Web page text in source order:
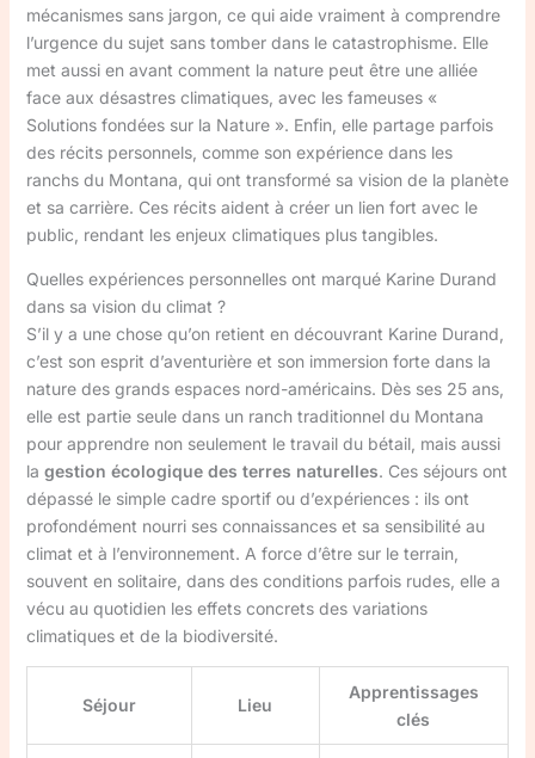
mécanismes sans jargon, ce qui aide vraiment à comprendre
l’urgence du sujet sans tomber dans le catastrophisme. Elle
met aussi en avant comment la nature peut être une alliée
face aux désastres climatiques, avec les fameuses «
Solutions fondées sur la Nature ». Enfin, elle partage parfois
des récits personnels, comme son expérience dans les
ranchs du Montana, qui ont transformé sa vision de la planète
et sa carrière. Ces récits aident à créer un lien fort avec le
public, rendant les enjeux climatiques plus tangibles.
Quelles expériences personnelles ont marqué Karine Durand
dans sa vision du climat ?
S’il y a une chose qu’on retient en découvrant Karine Durand,
c’est son esprit d’aventurière et son immersion forte dans la
nature des grands espaces nord-américains. Dès ses 25 ans,
elle est partie seule dans un ranch traditionnel du Montana
pour apprendre non seulement le travail du bétail, mais aussi
la gestion écologique des terres naturelles. Ces séjours ont
dépassé le simple cadre sportif ou d’expériences : ils ont
profondément nourri ses connaissances et sa sensibilité au
climat et à l’environnement. A force d’être sur le terrain,
souvent en solitaire, dans des conditions parfois rudes, elle a
vécu au quotidien les effets concrets des variations
climatiques et de la biodiversité.
Séjour Lieu
Apprentissages
clés